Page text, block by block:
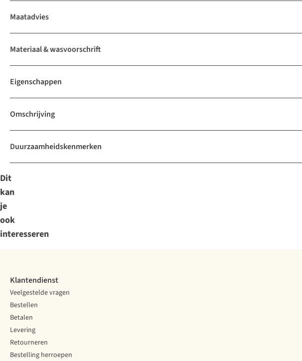
Maatadvies
Materiaal & wasvoorschrift
Eigenschappen
Omschrijving
Duurzaamheidskenmerken
Dit
kan
je
ook
interesseren
Klantendienst
Veelgestelde vragen
Bestellen
Betalen
Levering
Retourneren
Bestelling herroepen